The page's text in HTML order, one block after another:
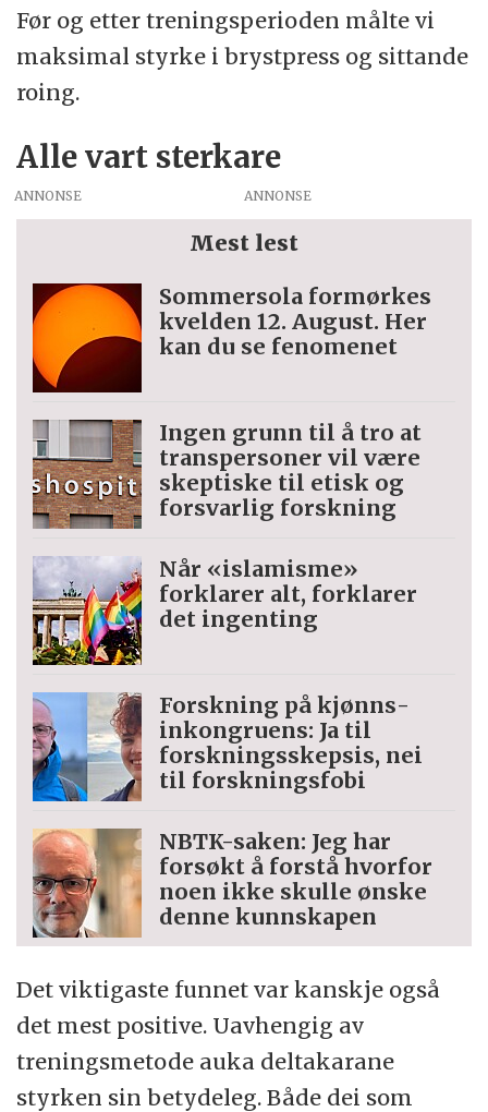
Før og etter treningsperioden målte vi
maksimal styrke i brystpress og sittande
roing.
Alle vart sterkare
ANNONSE
Mest lest
Sommersola formørkes
kvelden 12. August. Her
kan du se fenomenet
Ingen grunn til å tro at
trans­personer vil være
skeptiske til etisk og
forsvarlig forskning
Når «islamisme»
forklarer alt, forklarer
det ingenting
Forskning på kjønns­
inkongruens: Ja til
forskningsskepsis, nei
til forskningsfobi
NBTK-saken: Jeg har
forsøkt å forstå hvorfor
noen ikke skulle ønske
denne kunnskapen
Det viktigaste funnet var kanskje også
det mest positive. Uavhengig av
treningsmetode auka deltakarane
styrken sin betydeleg. Både dei som